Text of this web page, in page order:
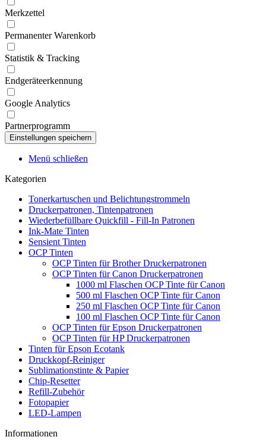
Merkzettel
Permanenter Warenkorb
Statistik & Tracking
Endgeräteerkennung
Google Analytics
Partnerprogramm
Menü schließen
Kategorien
Tonerkartuschen und Belichtungstrommeln
Druckerpatronen, Tintenpatronen
Wiederbefüllbare Quickfill - Fill-In Patronen
Ink-Mate Tinten
Sensient Tinten
OCP Tinten
OCP Tinten für Brother Druckerpatronen
OCP Tinten für Canon Druckerpatronen
1000 ml Flaschen OCP Tinte für Canon
500 ml Flaschen OCP Tinte für Canon
250 ml Flaschen OCP Tinte für Canon
100 ml Flaschen OCP Tinte für Canon
OCP Tinten für Epson Druckerpatronen
OCP Tinten für HP Druckerpatronen
Tinten für Epson Ecotank
Druckkopf-Reiniger
Sublimationstinte & Papier
Chip-Resetter
Refill-Zubehör
Fotopapier
LED-Lampen
Informationen